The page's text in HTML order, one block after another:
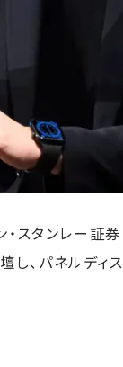
スタンレー証
、パネルディ